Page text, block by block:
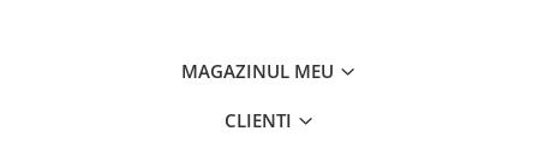
MAGAZINUL MEU
CLIENTI